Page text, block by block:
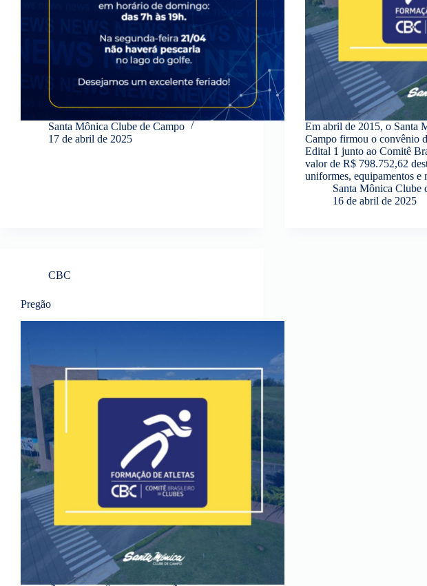
Santa Mônica Clube de Campo
17 de abril de 2025
Em abril de 2015, o Santa
Campo firmou o convênio
Edital 1 junto ao Comitê
valor de R$ 798.752,62
uniformes, equipamentos
Santa Mônica Clube
16 de abril de 2025
CBC
Pregão